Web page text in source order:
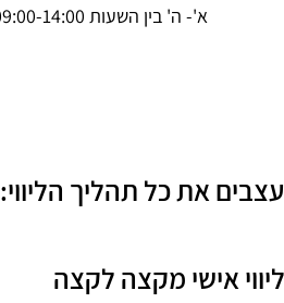
א'- ה' בין השעות 09:00-14:00
את כל תהליך הליווי:
ליווי אישי מקצה לקצה